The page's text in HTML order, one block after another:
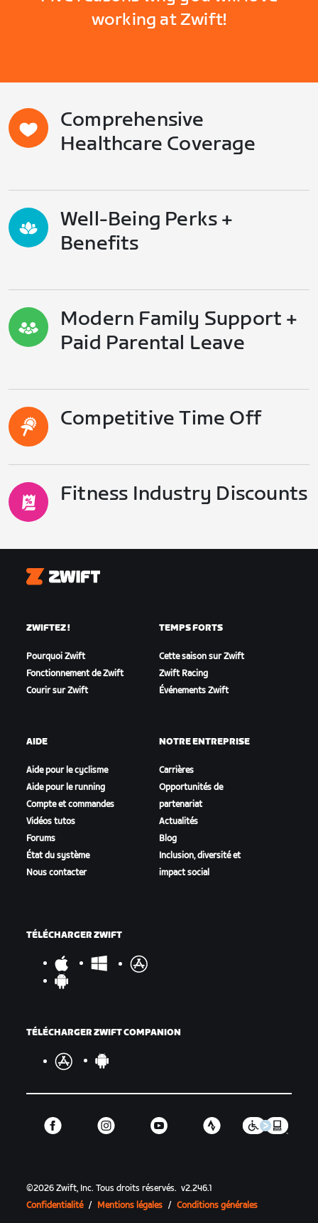
working at Zwift!
Comprehensive
Healthcare Coverage
Well-Being Perks +
Benefits
Modern Family Support +
Paid Parental Leave
Competitive Time Off
Fitness Industry Discounts
Zwift
ZWIFTEZ !
Pourquoi Zwift
Fonctionnement de Zwift
Courir sur Zwift
TEMPS FORTS
Cette saison sur Zwift
Zwift Racing
Événements Zwift
AIDE
Aide pour le cyclisme
Aide pour le running
Compte et commandes
Vidéos tutos
Forums
État du système
Nous contacter
NOTRE ENTREPRISE
Carrières
Opportunités de
partenariat
Actualités
Blog
Inclusion, diversité et
impact social
TÉLÉCHARGER ZWIFT
TÉLÉCHARGER ZWIFT COMPANION
©2026 Zwift, Inc.Tous droits réservés. v2.246.1
Confidentialité / Mentions légales / Conditions générales